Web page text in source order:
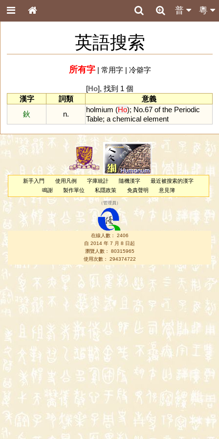
粵
普
英語搜索
所有字| 常用字| 冷僻字
[Ho], 找到 1 個
漢字
詞類
意義
鈥
n.
holmium (Ho); No.67 of the Periodic
Table; a chemical element
新手入門 使用凡例 字庫統計 隨機漢字
最近被搜索的漢字
鳴謝
製作單位 私隱政策 免責聲明 意見簿
（管理員 ）
在線人數： 2406
自 2014 年 7 月 8 日起
瀏覽人數： 80315965
使用次數： 294374722